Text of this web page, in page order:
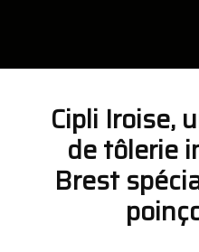
Cipli Iroise,
de tôlerie
Brest